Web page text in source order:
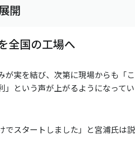
開
全国の工場へ
が実を結び、次第に現場からも「こ
」という声が上がるようになってい
でスタートしました」と宮浦氏は説